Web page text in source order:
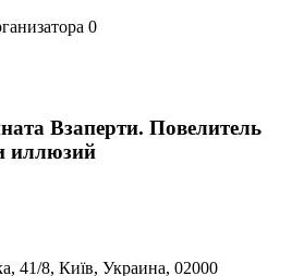
0
Взаперти. Повелитель
иллюзий
41/8, Київ, Украина, 02000